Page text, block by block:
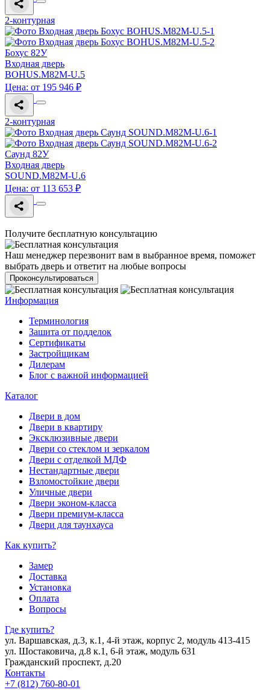
2-контурная
Бохус 82У
Входная дверь
BOHUS.M82M-U.5
Цена: от 195 946 ₽
2-контурная
Саунд 82У
Входная дверь
SOUND.M82M-U.6
Цена: от 113 653 ₽
Получите бесплатную консультацию
Наш менеджер перезвонит вам в выбранное время, поможет
выбрать дверь и ответит на любые вопросы
Проконсультироваться
Информация
Терминология
Зашита от подделок
Сертификаты
Застройщикам
Дилерам
Блог с важной информацией
Каталог
Двери в дом
Двери в квартиру
Эксклюзивные двери
Двери со стеклом и зеркалом
Двери с отделкой МДФ
Нестандартные двери
Взломостойкие двери
Уличные двери
Двери эконом-класса
Двери премиум-класса
Двери для таунхауса
Как купить?
Замер
Доставка
Установка
Оплата
Вопросы
Где купить?
ул. Варшавская, д.3, к.1, 4-й этаж, корпус 2, модуль 413-415
ул. Шостаковича, д.8 к.1, 6-й этаж, модуль 631
Гражданский проспект, д.20
Контакты
+7 (812) 760-80-01